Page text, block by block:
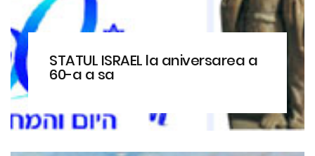
STATUL ISRAEL la aniversarea a
60-a a sa